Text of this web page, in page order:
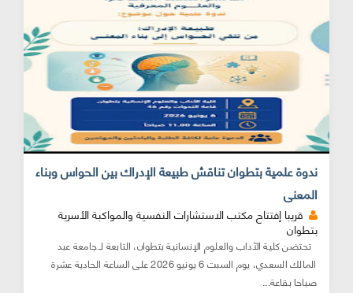
ندوة علمية بتطوان تناقش طبيعة الإدراك بين الحواس وبناء
المعنى
قريبا إفتتاح مكتب الاستشارات النفسية والمواكبة الأسرية
بتطوان
تحتضن كلية الآداب والعلوم الإنسانية بتطوان، التابعة لـ جامعة عبد
المالك السعدي، يوم السبت 6 يونيو 2026 على الساعة الحادية عشرة
صباحا بقاعة...